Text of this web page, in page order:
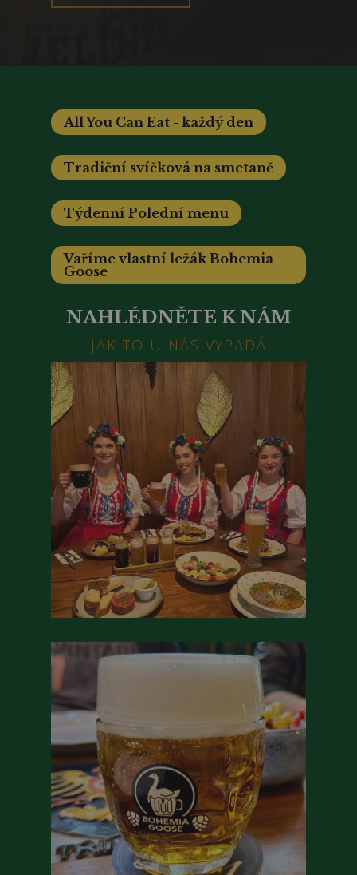
All You Can Eat - každý den
Tradiční svíčková na smetaně
Týdenní Polední menu
Vaříme vlastní ležák Bohemia
Goose
NAHLÉDNĚTE K NÁM
JAK TO U NÁS VYPADÁ